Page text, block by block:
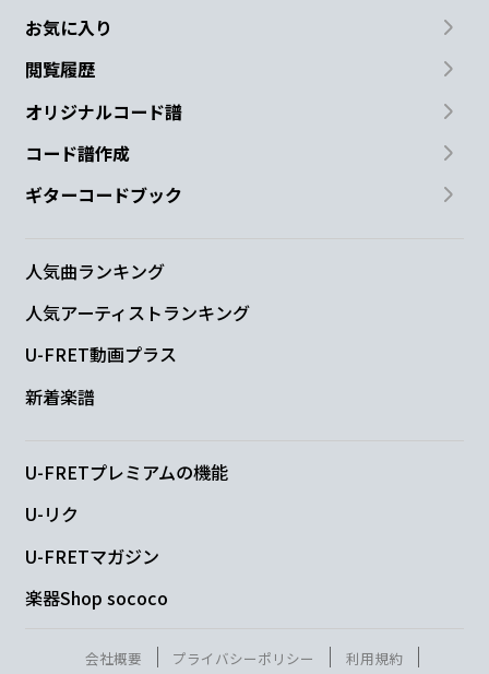
お気に入り
閲覧履歴
オリジナルコード譜
コード譜作成
ギターコードブック
人気曲ランキング
人気アーティストランキング
U-FRET動画プラス
新着楽譜
U-FRETプレミアムの機能
U-リク
U-FRETマガジン
楽器Shop sococo
会社概要 プライバシーポリシー 利用規約